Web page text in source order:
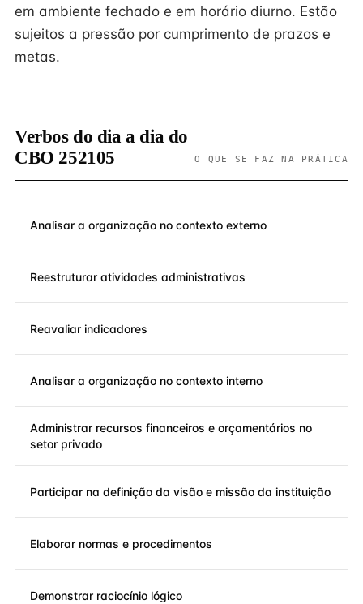
em ambiente fechado e em horário diurno. Estão
sujeitos a pressão por cumprimento de prazos e
metas.
Verbos do dia a dia do
CBO 252105
O QUE SE FAZ NA PRÁTICA
Analisar a organização no contexto externo
Reestruturar atividades administrativas
Reavaliar indicadores
Analisar a organização no contexto interno
Administrar recursos financeiros e orçamentários no
setor privado
Participar na definição da visão e missão da instituição
Elaborar normas e procedimentos
Demonstrar raciocínio lógico